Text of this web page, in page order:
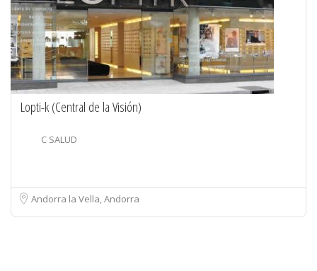
Lopti-k (Central de la Visión)
C SALUD
Andorra la Vella, Andorra